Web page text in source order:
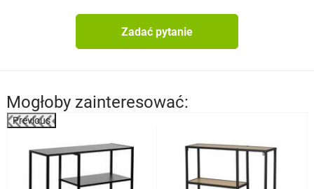
Zadać pytanie
Mogłoby zainteresować:
Previous